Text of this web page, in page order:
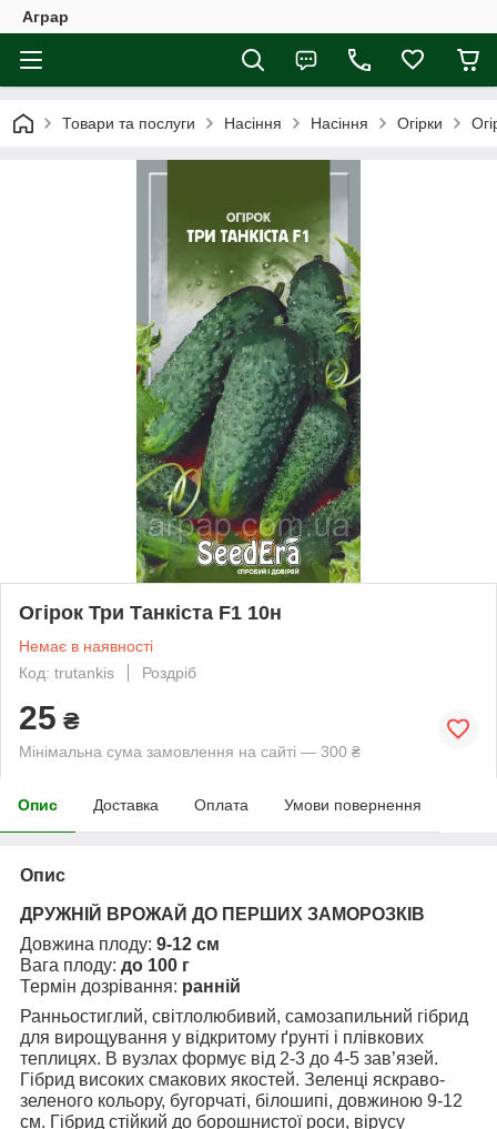
Аграр
Товари та послуги Насіння Насіння Огірки
Огірок Три Танкіста F1 10н
Немає в наявності
Код: trutankis
Роздріб
25 ₴
Мінімальна сума замовлення на сайті — 300 ₴
Опис Доставка Оплата Умови повернення
Опис
ДРУЖНІЙ ВРОЖАЙ ДО ПЕРШИХ ЗАМОРОЗКІВ
Довжина плоду: 9-12 см
Вага плоду: до 100 г
Термін дозрівання: ранній
Ранньостиглий, світлолюбивий, самозапильний гібрид
для вирощування у відкритому ґрунті і плівкових
теплицях. В вузлах формує від 2-3 до 4-5 зав’язей.
Гібрид високих смакових якостей. Зеленці яскраво-
зеленого кольору, бугорчаті, білошипі, довжиною 9-12
см. Гібрид стійкий до борошнистої роси, вірусу